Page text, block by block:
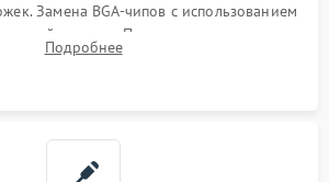
Замена BGA-чипов с использованием
станции. Прошивка микросхемы
поврежденных портов USB
Подробнее